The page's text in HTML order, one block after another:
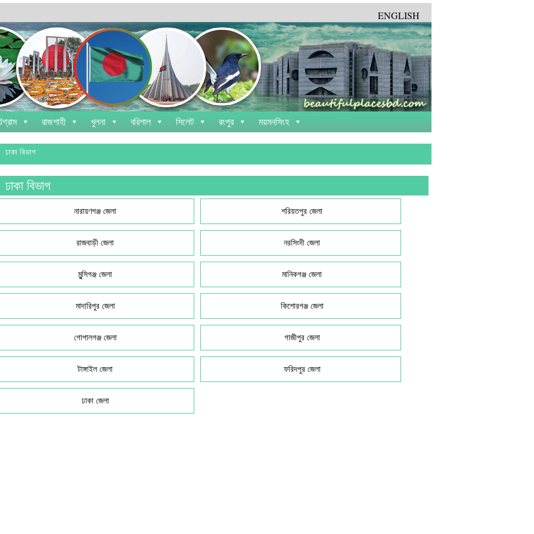
ENGLISH
রাজশাহী খুলনা বরিশাল সিলেট রংপুর ময়মনসিংহ
ঢাকা বিভাগ
ঢাকা বিভাগ
নারায়ণগঞ্জ জেলা শরিয়তপুর জেলা
রাজবাড়ী জেলা নরসিংদী জেলা
মুন্সিগঞ্জ জেলা মানিকগঞ্জ জেলা
মাদারিপুর জেলা কিশোরগঞ্জ জেলা
গোপালগঞ্জ জেলা গাজীপুর জেলা
টাঙ্গাইল জেলা ফরিদপুর জেলা
ঢাকা জেলা